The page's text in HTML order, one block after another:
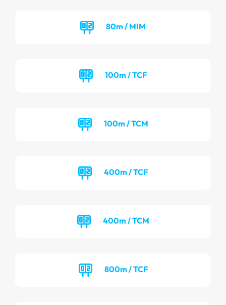
80m / MIM
100m / TCF
100m / TCM
400m / TCF
400m / TCM
800m / TCF